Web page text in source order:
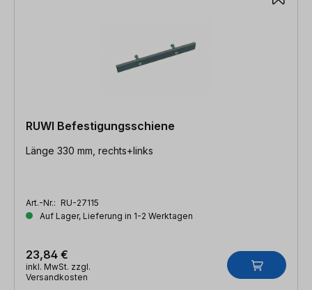
RUWI Befestigungsschiene
Länge 330 mm, rechts+links
Art.-Nr.: RU-27115
Auf Lager, Lieferung in 1-2 Werktagen
23,84 €
inkl. MwSt. zzgl.
Versandkosten